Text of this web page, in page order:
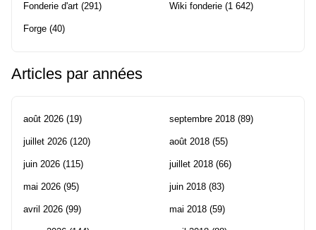
Fonderie d'art (291)
Forge (40)
Wiki fonderie (1 642)
Articles par années
août 2026 (19)
juillet 2026 (120)
juin 2026 (115)
mai 2026 (95)
avril 2026 (99)
septembre 2018 (89)
août 2018 (55)
juillet 2018 (66)
juin 2018 (83)
mai 2018 (59)